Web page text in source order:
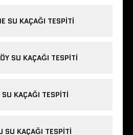
SU KAÇAĞI TESPITI
SU KAÇAĞI TESPITI
SU KAÇAĞI TESPITI
SU KAÇAĞI TESPITI